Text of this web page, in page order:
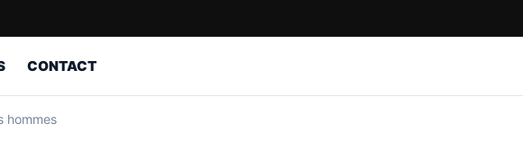
CONTACT
hommes